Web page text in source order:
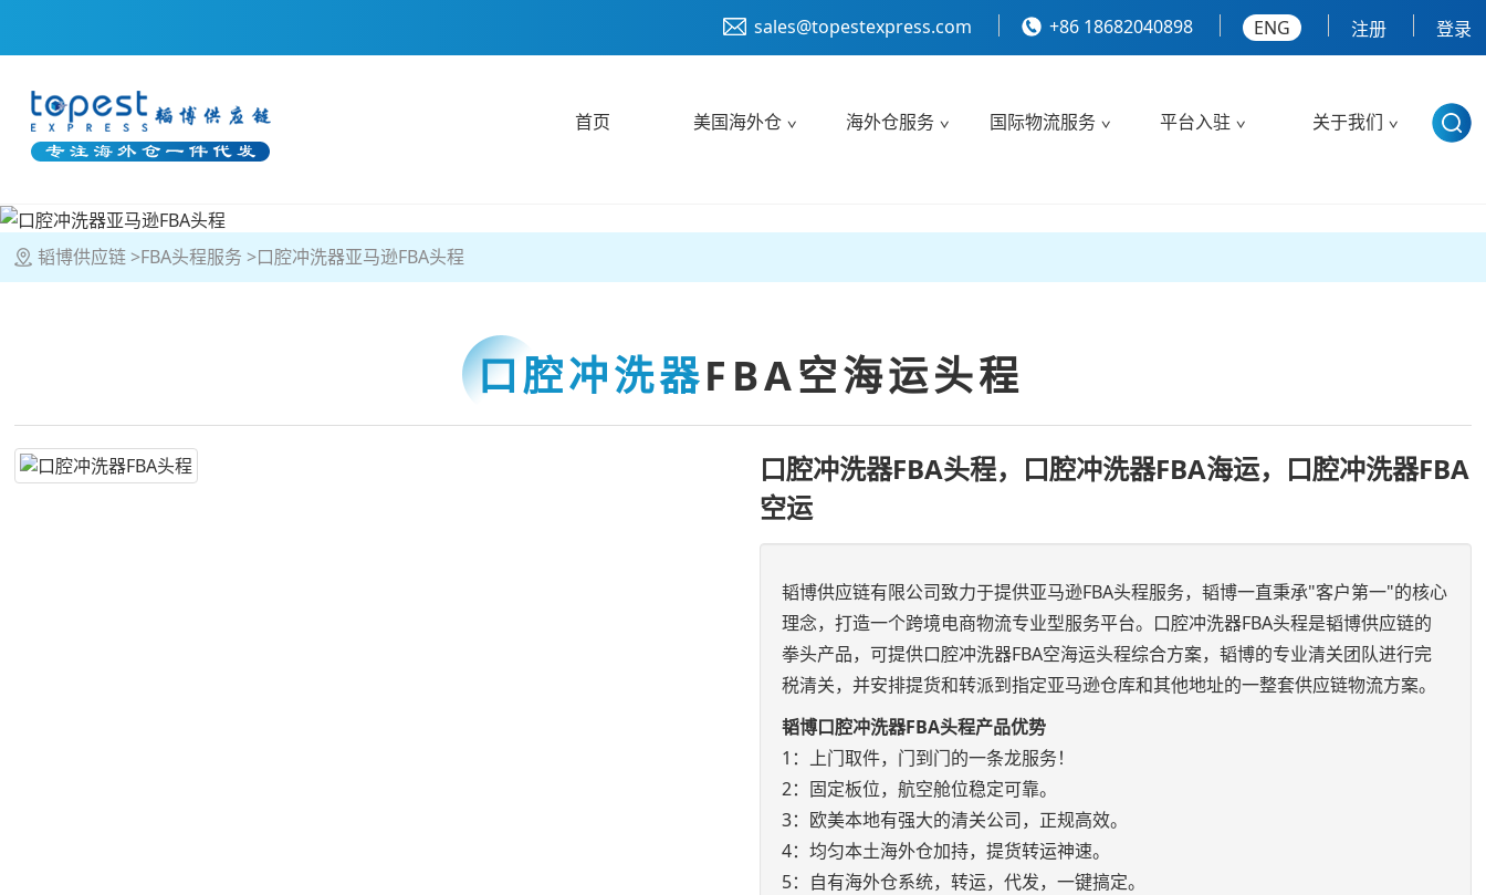
sales@topestexpress.com +86 18682040898 ENG 注册 登录
首页 美国海外仓 海外仓服务 国际物流服务 平台入驻 关于我们
韬博供应链 FBA头程服务 口腔冲洗器亚马逊FBA头程
口腔冲洗器FBA空海运头程
口腔冲洗器FBA头程，口腔冲洗器FBA海运，口腔冲洗器FBA
空运
韬博供应链有限公司致力于提供亚马逊FBA头程服务，韬博一直秉承"客户第一"的核心
理念，打造一个跨境电商物流专业型服务平台。口腔冲洗器FBA头程是韬博供应链的
拳头产品，可提供口腔冲洗器FBA空海运头程综合方案，韬博的专业清关团队进行完
税清关，并安排提货和转派到指定亚马逊仓库和其他地址的一整套供应链物流方案。
韬博口腔冲洗器FBA头程产品优势
1：上门取件，门到门的一条龙服务！
2：固定板位，航空舱位稳定可靠。
3：欧美本地有强大的清关公司，正规高效。
4：均匀本土海外仓加持，提货转运神速。
5：自有海外仓系统，转运，代发，一键搞定。